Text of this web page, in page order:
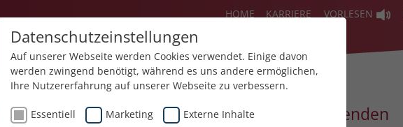
HOME KARRIERE VORLESEN
Über uns Aktuelles Akademie Spenden
Datenschutzeinstellungen
Auf unserer Webseite werden Cookies verwendet. Einige davon
werden zwingend benötigt, während es uns andere ermöglichen,
Ihre Nutzererfahrung auf unserer Webseite zu verbessern.
Essentiell Marketing Externe Inhalte